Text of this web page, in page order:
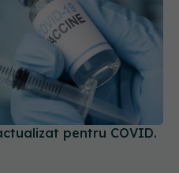
pentru COVID.